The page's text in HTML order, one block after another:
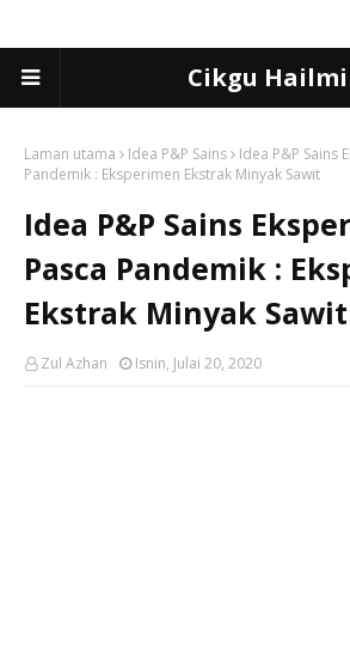
Cikgu Hailmi
Laman utama Idea P&P Sains
Idea P&P Sains
Pandemik : Eksperimen Ekstrak Minyak Sawit
Idea P&P Sains
Pasca Pandemik :
Ekstrak Minyak Sawit
Zul Azhan Isnin, Julai 20, 2020